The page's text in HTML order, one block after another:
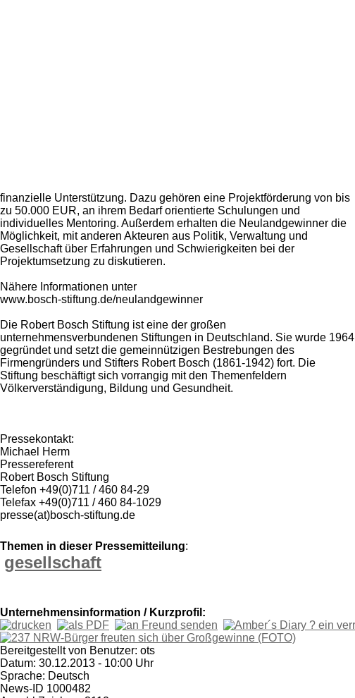
finanzielle Unterstützung. Dazu gehören eine Projektförderung von bis
zu 50.000 EUR, an ihrem Bedarf orientierte Schulungen und
individuelles Mentoring. Außerdem erhalten die Neulandgewinner die
Möglichkeit, mit anderen Akteuren aus Politik, Verwaltung und
Gesellschaft über Erfahrungen und Schwierigkeiten bei der
Projektumsetzung zu diskutieren.
Nähere Informationen unter
www.bosch-stiftung.de/neulandgewinner
Die Robert Bosch Stiftung ist eine der großen
unternehmensverbundenen Stiftungen in Deutschland. Sie wurde 1964
gegründet und setzt die gemeinnützigen Bestrebungen des
Firmengründers und Stifters Robert Bosch (1861-1942) fort. Die
Stiftung beschäftigt sich vorrangig mit den Themenfeldern
Völkerverständigung, Bildung und Gesundheit.
Pressekontakt:
Michael Herm
Pressereferent
Robert Bosch Stiftung
Telefon +49(0)711 / 460 84-29
Telefax +49(0)711 / 460 84-1029
presse(at)bosch-stiftung.de
Themen in dieser Pressemitteilung:
gesellschaft
Unternehmensinformation / Kurzprofil:
Bereitgestellt von Benutzer: ots
Datum: 30.12.2013 - 10:00 Uhr
Sprache: Deutsch
News-ID 1000482